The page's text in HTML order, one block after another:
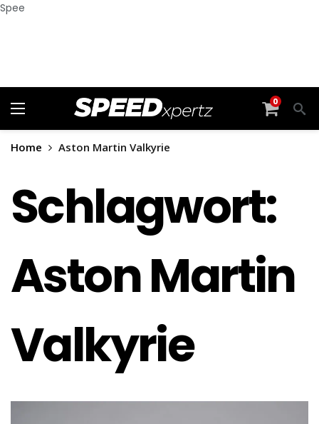
Spee
0
Home Aston Martin Valkyrie
Schlagwort:
Aston Martin
Valkyrie